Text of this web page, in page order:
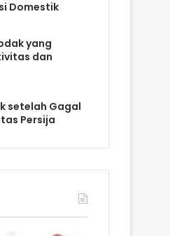
Domestik
yang
dan
setelah Gagal
Persija